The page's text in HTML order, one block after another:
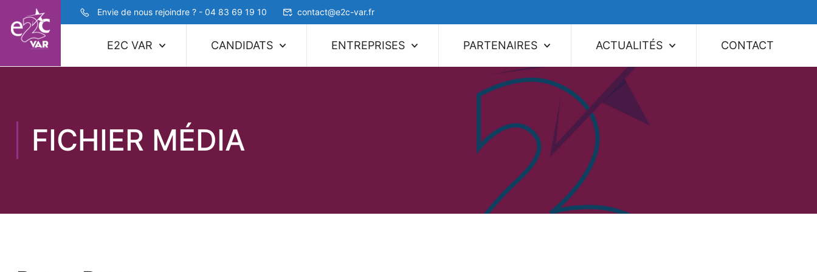
Envie de nous rejoindre ? - 04 83 69 19 10 contact@e2c-var.fr
E2C VAR CANDIDATS ENTREPRISES PARTENAIRES ACTUALITÉS CONTACT
FICHIER MÉDIA